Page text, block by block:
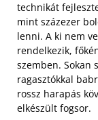
technikát
mint százezer
lenni. A ki nem
rendelkezik,
szemben. Sokan
ragasztókkal
rossz harapás
elkészült fogsor.